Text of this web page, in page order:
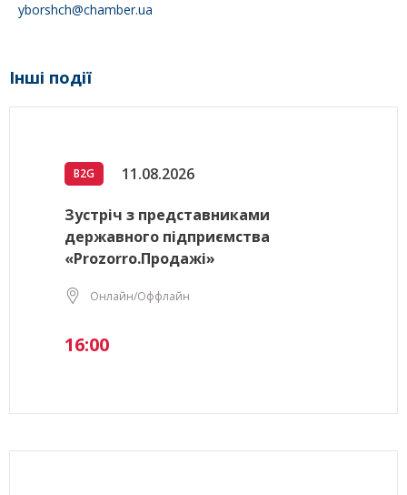
yborshch@chamber.ua
Інші події
B2G 11.08.2026
Зустріч з представниками
державного підприємства
«Prozorro.Продажі»
Онлайн/Оффлайн
16:00